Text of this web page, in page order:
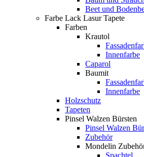
Beet und
Farbe Lack Lasur Tapete
Farben
Krautol
Innenfarbe
Caparol
Baumit
Innenfarbe
Holzschutz
Tapeten
Pinsel Walzen Bürsten
Pinsel Walzen
Zubehör
Mondelin
Spachtel